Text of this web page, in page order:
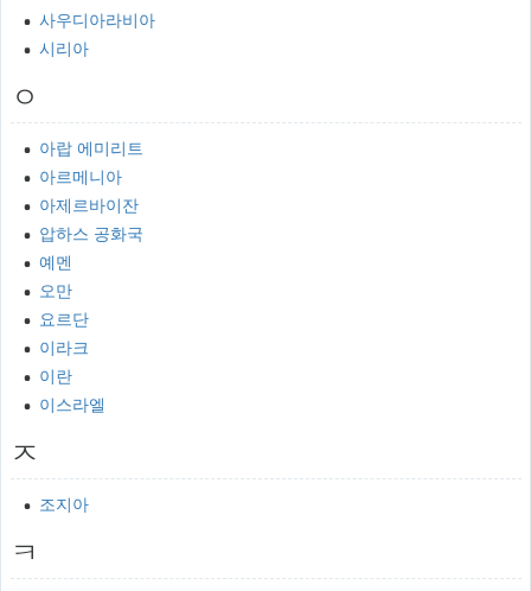
사우디아라비아
시리아
ㅇ
아랍 에미리트
아르메니아
아제르바이잔
압하스 공화국
예멘
오만
요르단
이라크
이란
이스라엘
ㅈ
조지아
ㅋ